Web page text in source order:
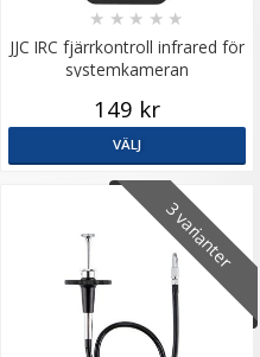
JJC IRC fjärrkontroll infrared för
systemkameran
★ ★ ★ ★ ★
149 kr
VÄLJ
3 varianter